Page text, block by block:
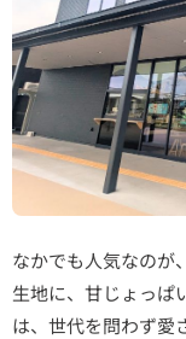
なかでも人気なのが
生地に、甘じょっぱ
は、世代を問わず愛